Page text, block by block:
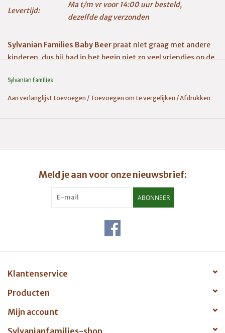
Levertijd:
Ma t/m vr voor 14:00 uur besteld,
dezelfde dag verzonden
Sylvanian Families Baby Beer praat niet graag met andere
kinderen, dus hij had in het begin niet zo veel vriendjes op de
anderen bloemen of mooie stenen zou geven in plaats van
met hen te praten en nu is hij met iedereen bevriend. En hij
Sylvanian Families
Aan verlanglijst toevoegen / Toevoegen om te vergelijken /Afdrukken
Meld je aan voor onze nieuwsbrief:
ABONNEER
Klantenservice
Producten
Mijn account